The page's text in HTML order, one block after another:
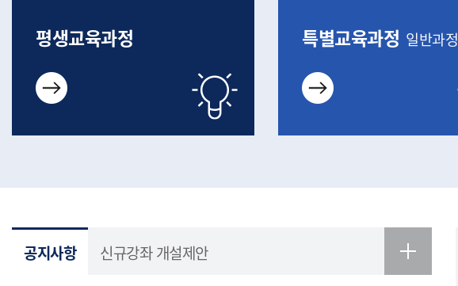
평생교육과정 특별교육과정 일반과정
게시판
공지사항 신규강좌 개설제안
대학교 평생교육원
지자체 위탁 평생교육과정 수강신청 안내